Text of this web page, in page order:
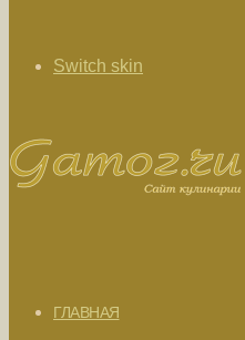
Switch skin
ГЛАВНАЯ